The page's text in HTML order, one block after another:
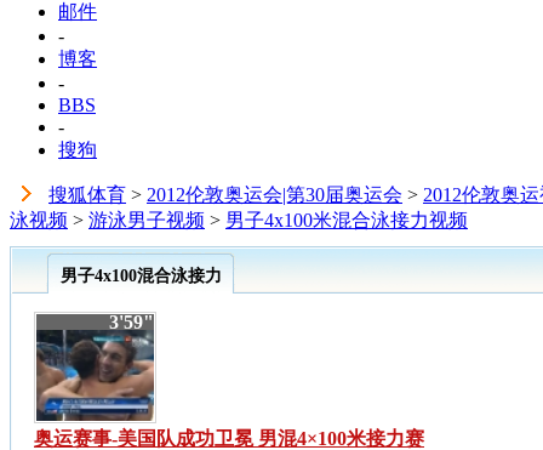
邮件
-
博客
-
BBS
-
搜狗
搜狐体育 > 2012伦敦奥运会|第30届奥运会 > 2012伦敦奥
泳视频 > 游泳男子视频 > 男子4x100米混合泳接力视频
男子4x100混合泳接力
3'59"
奥运赛事-美国队成功卫冕 男混4×100米接力赛